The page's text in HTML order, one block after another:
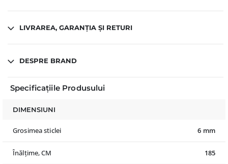
LIVRAREA, GARANȚIA ȘI RETURI
DESPRE BRAND
Specificațiile Produsului
DIMENSIUNI
Grosimea sticlei 6 mm
Înălțime, CM 185